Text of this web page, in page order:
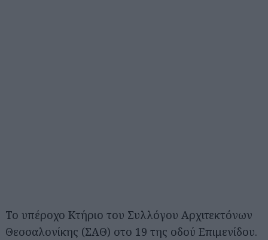
Το υπέροχο Κτήριο του Συλλόγου Αρχιτεκτόνων
Θεσσαλονίκης (ΣΑΘ) στο 19 της οδού Επιμενίδου.